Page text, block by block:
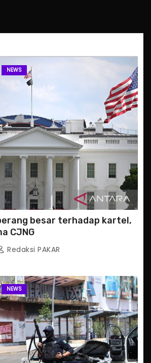
NEWS
besar terhadap kartel,
CJNG
Redaksi PAKAR
NEWS